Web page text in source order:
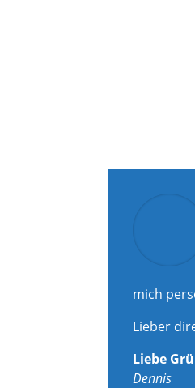
mich
Lieber
Liebe
Dennis